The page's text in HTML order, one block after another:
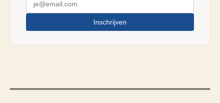
Inschrijven